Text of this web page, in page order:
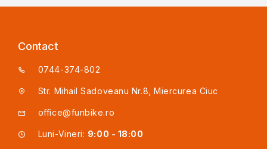
Contact
0744-374-802
Str. Mihail Sadoveanu Nr.8, Miercurea Ciuc
office@funbike.ro
Luni-Vineri: 9:00 - 18:00